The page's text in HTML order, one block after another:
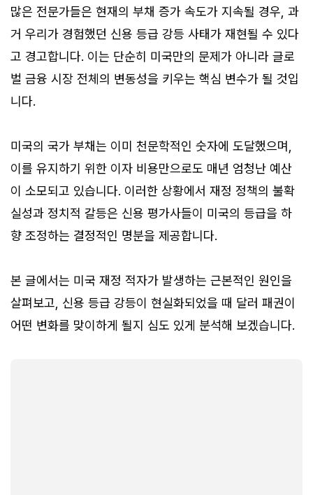
많은 전문가들은 현재의 부채 증가 속도가 지속될 경우, 과
거 우리가 경험했던 신용 등급 강등 사태가 재현될 수 있다
고 경고합니다. 이는 단순히 미국만의 문제가 아니라 글로
벌 금융 시장 전체의 변동성을 키우는 핵심 변수가 될 것입
니다.
미국의 국가 부채는 이미 천문학적인 숫자에 도달했으며,
이를 유지하기 위한 이자 비용만으로도 매년 엄청난 예산
이 소모되고 있습니다. 이러한 상황에서 재정 정책의 불확
실성과 정치적 갈등은 신용 평가사들이 미국의 등급을 하
향 조정하는 결정적인 명분을 제공합니다.
본 글에서는 미국 재정 적자가 발생하는 근본적인 원인을
살펴보고, 신용 등급 강등이 현실화되었을 때 달러 패권이
어떤 변화를 맞이하게 될지 심도 있게 분석해 보겠습니다.